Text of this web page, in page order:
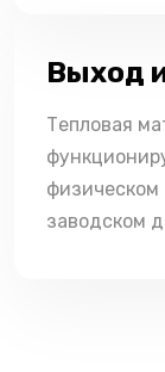
Выход
Тепловая
физическом
заводском